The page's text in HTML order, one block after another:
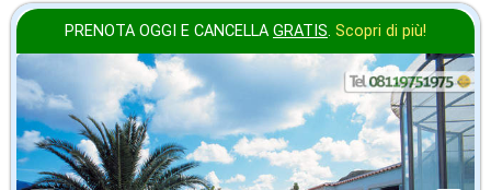
PRENOTA OGGI E CANCELLA GRATIS. Scopri di più!
novembre
in offerta da
€28,43